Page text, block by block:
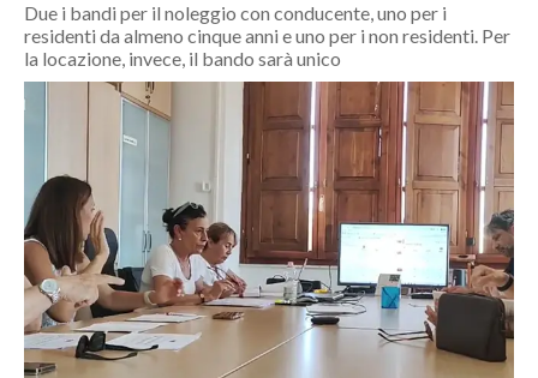
CRONACA
ITALIA
ECONOMIA
SERVIZI ALLE IMPRESE
LAVORO
BANDI
Due i bandi per il noleggio con conducente, uno per i
residenti da almeno cinque anni e uno per i non residenti. Per
la locazione, invece, il bando sarà unico